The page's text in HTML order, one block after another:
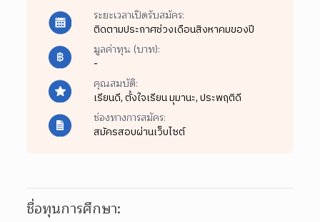
ระยะเวลาเปิดรับสมัคร:
ติดตามประกาศช่วงเดือนสิงหาคมของปี
มูลค่าทุน (บาท):
-
คุณสมบัติ:
เรียนดี,ตั้งใจเรียน มุมานะ,ประพฤติดี
ช่องทางการสมัคร:
สมัครสอบผ่านเว็บไซต์
ชื่อทุนการศึกษา: